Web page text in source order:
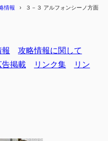
情報 ３－３ アルフォンシーノ方面 攻
攻略情報に関して
告掲載 リンク集
リン